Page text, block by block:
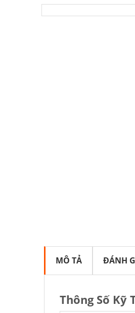
MÔ TẢ ĐÁNH
Thông Số Kỹ